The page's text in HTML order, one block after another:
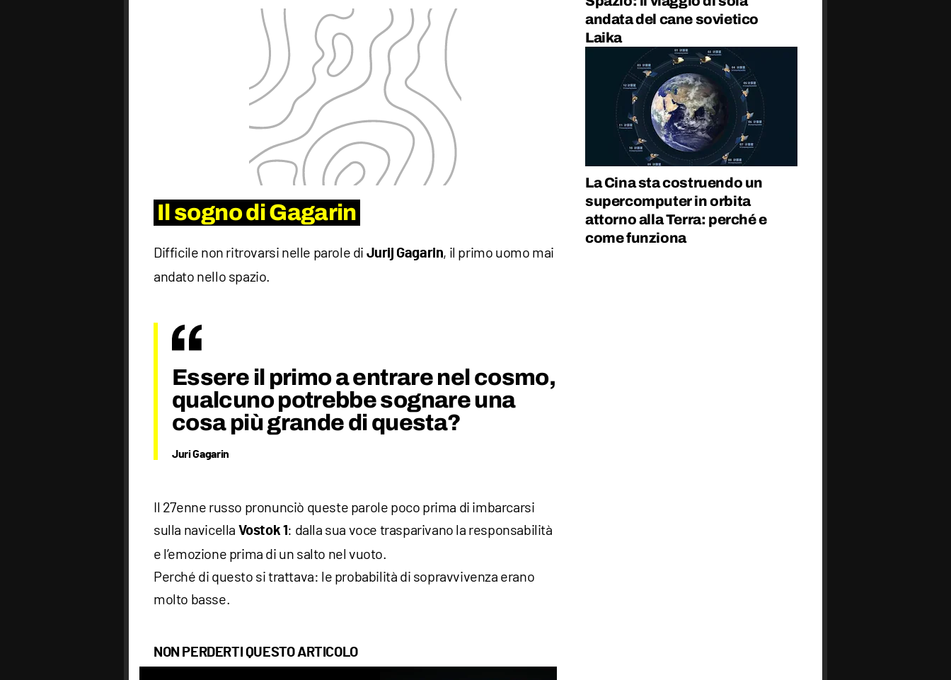
Il sogno di Gagarin
Difficile non ritrovarsi nelle parole di Jurij Gagarin, il primo uomo mai
andato nello spazio.
Essere il primo a entrare nel cosmo,
qualcuno potrebbe sognare una
cosa più grande di questa?
Juri Gagarin
Il 27enne russo pronunciò queste parole poco prima di imbarcarsi
sulla navicella Vostok 1 : dalla sua voce trasparivano la responsabilità
e l’emozione prima di un salto nel vuoto.
Perché di questo si trattava: le probabilità di sopravvivenza erano
molto basse.
NON PERDERTI QUESTO ARTICOLO
andata del cane sovietico
Laika
La Cina sta costruendo un
supercomputer in orbita
attorno alla Terra: perché e
come funziona